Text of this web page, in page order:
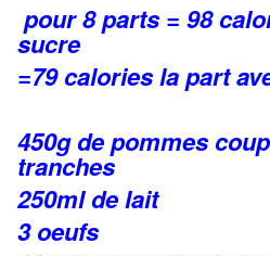
pour 8 parts = 98
sucre
=79 calories la part
450g de pommes
tranches
250ml de lait
3 oeufs